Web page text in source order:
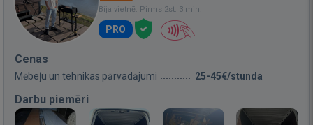
Bija vietnē: Pirms 2st. 3 min.
PRO
Cenas
Mēbeļu un tehnikas pārvadājumi 25-45€/stunda
Darbu piemēri